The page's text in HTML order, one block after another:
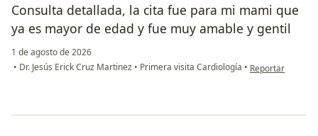
Consulta detallada, la cita fue para mi mami que
ya es mayor de edad y fue muy amable y gentil
1 de agosto de 2026
• Dr. Jesús Erick Cruz Martinez • Primera visita Cardiología • en opinión del
Reportar